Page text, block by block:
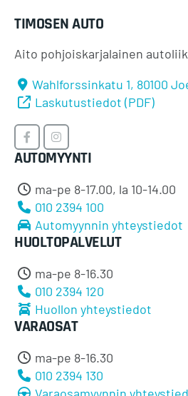
TIMOSEN AUTO
Aito pohjoiskarjalainen
Wahlforssinkatu 1, 80100
Laskutustiedot (PDF)
Timosen
Auto
Facebookissa
Timosen
Auto
AUTOMYYNTI
ma-pe 8-17.00, la 10-14.00
010 2394 100
Automyynnin yhteystiedot
HUOLTOPALVELUT
ma-pe 8-16.30
010 2394 120
Huollon yhteystiedot
VARAOSAT
ma-pe 8-16.30
010 2394 130